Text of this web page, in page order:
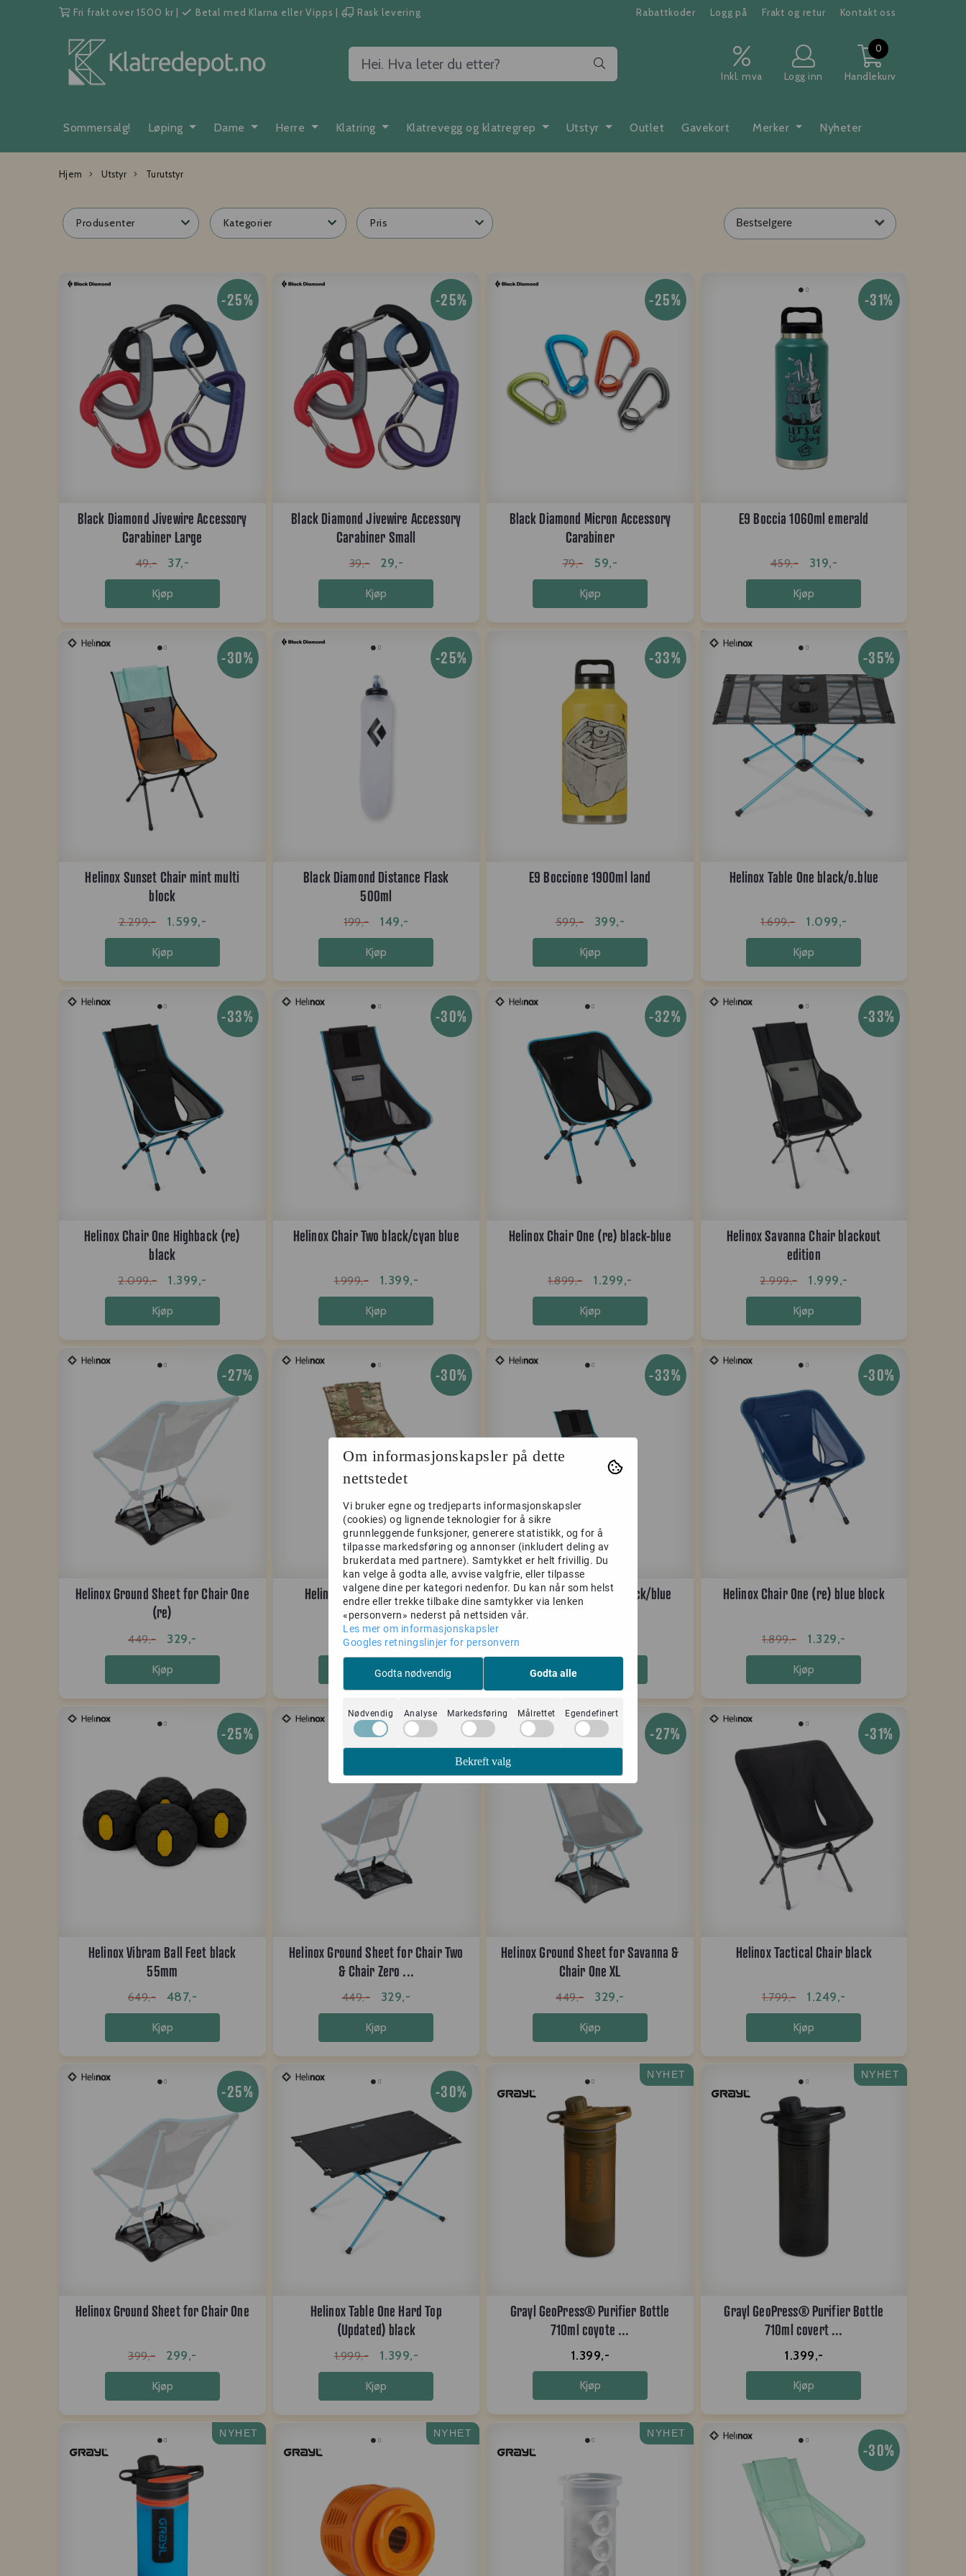
Fri frakt over 1500 kr Betal med Klarna eller Vipps | Rask levering Rabattkoder Logg på Frakt og retur Kontakt oss
Inkl. mva Logg inn
0
Handlekurv
Sommersalg! Løping Dame Herre Klatring Klatrevegg og klatregrep Utstyr Outlet Gavekort Merker Nyheter
Hjem Utstyr Turutstyr
Produsenter Kategorier Pris Bestselgere
-25%
Black Diamond Jivewire Accessory
Carabiner Large
49,- 37,-
Kjøp
-25%
Black Diamond Jivewire Accessory
Carabiner Small
39,- 29,-
Kjøp
-25%
Black Diamond Micron Accessory
Carabiner
79,- 59,-
Kjøp
-31%
E9 Boccia 1060ml emerald
459,- 319,-
Kjøp
-30%
Helinox Sunset Chair mint multi
block
2.299,- 1.599,-
Kjøp
-25%
Black Diamond Distance Flask
500ml
199,- 149,-
Kjøp
-33%
E9 Boccione 1900ml land
599,- 399,-
Kjøp
-35%
Helinox Table One black/o.blue
1.699,- 1.099,-
Kjøp
-33%
Helinox Chair One Highback (re)
black
2.099,- 1.399,-
Kjøp
-30%
Helinox Chair Two black/cyan blue
1.999,- 1.399,-
Kjøp
-32%
Helinox Chair One (re) black-blue
1.899,- 1.299,-
Kjøp
-33%
Helinox Savanna Chair blackout
edition
2.999,- 1.999,-
Kjøp
-27%
Helinox Ground Sheet for Chair One
(re)
449,- 329,-
Kjøp
-30%
Helinox Tactical Sunset Chair
multicam/black
3.299,- 2.299,-
Kjøp
-33%
Helinox Savanna Chair black/blue
-30%
Helinox Chair One (re) blue block
1.899,- 1.329,-
Kjøp
-25%
Helinox Vibram Ball Feet black
55mm
649,- 487,-
Kjøp
-27%
Helinox Ground Sheet for Chair Two
& Chair Zero ...
449,- 329,-
Kjøp
-27%
Helinox Ground Sheet for Savanna &
Chair One XL
449,- 329,-
Kjøp
-31%
Helinox Tactical Chair black
1.799,- 1.249,-
Kjøp
-25%
Helinox Ground Sheet for Chair One
399,- 299,-
Kjøp
-30%
Helinox Table One Hard Top
(Updated) black
1.999,- 1.399,-
Kjøp
NYHET
Grayl GeoPress® Purifier Bottle
710ml coyote ...
1.399,-
Kjøp
NYHET
Grayl GeoPress® Purifier Bottle
710ml covert ...
1.399,-
Kjøp
NYHET NYHET NYHET
-30%
Om informasjonskapsler på dette
nettstedet
Vi bruker egne og tredjeparts informasjonskapsler
(cookies) og lignende teknologier for å sikre
grunnleggende funksjoner, generere statistikk, og for å
tilpasse markedsføring og annonser (inkludert deling av
brukerdata med partnere). Samtykket er helt frivillig. Du
kan velge å godta alle, avvise valgfrie, eller tilpasse
valgene dine per kategori nedenfor. Du kan når som helst
endre eller trekke tilbake dine samtykker via lenken
«personvern» nederst på nettsiden vår.
Les mer om informasjonskapsler
Googles retningslinjer for personvern
Godta nødvendig Godta alle
Nødvendig Analyse Markedsføring Målrettet Egendefinert
Bekreft valg